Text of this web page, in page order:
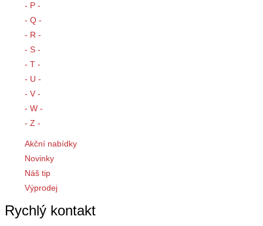
- P -
- Q -
- R -
- S -
- T -
- U -
- V -
- W -
- Z -
Akční nabídky
Novinky
Náš tip
Výprodej
Rychlý kontakt